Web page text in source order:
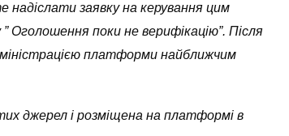
надіслати заявку на керування цим
Оголошення поки не верифікацію”. Після
платформи найближчим
джерел і розміщена на платформі в